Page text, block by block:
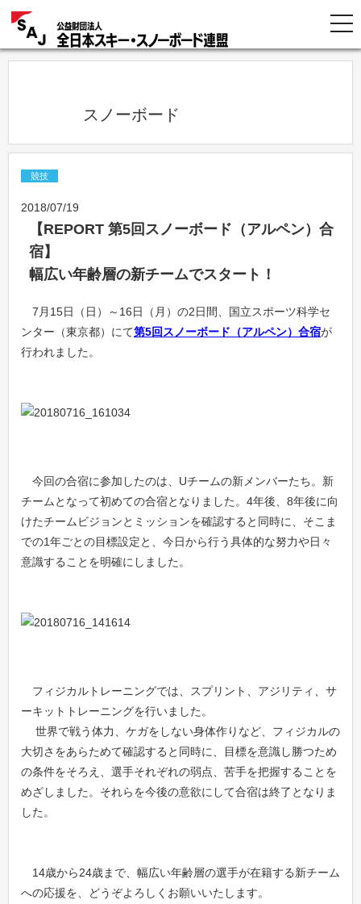
            スノーボード
競技
2018/07/19
【REPORT 第5回スノーボード（アルペン）合
宿】
幅広い年齢層の新チームでスタート！
7月15日（日）～16日（月）の2日間、国立スポーツ科学セ
ンター（東京都）にて第5回スノーボード（アルペン）合宿が
行われました。
今回の合宿に参加したのは、Uチームの新メンバーたち。新
チームとなって初めての合宿となりました。4年後、8年後に向
けたチームビジョンとミッションを確認すると同時に、そこま
での1年ごとの目標設定と、 今日から行う具体的な努力や日々
意識することを明確にしました。
フィジカルトレーニングでは、スプリント、アジリティ、 サ
ーキットトレーニングを行いました。
世界で戦う体力、ケガをしない身体作りなど、フィジカルの
大切さをあらためて確認すると同時に、目標を意識し勝つため
の条件をそろえ、選手それぞれの弱点、苦手を把握することを
めざしました。それらを今後の意欲にして合宿は終了となりま
した。
14歳から24歳まで、幅広い年齢層の選手が在籍する新チーム
への応援を、どうぞよろしく お願いいたします。